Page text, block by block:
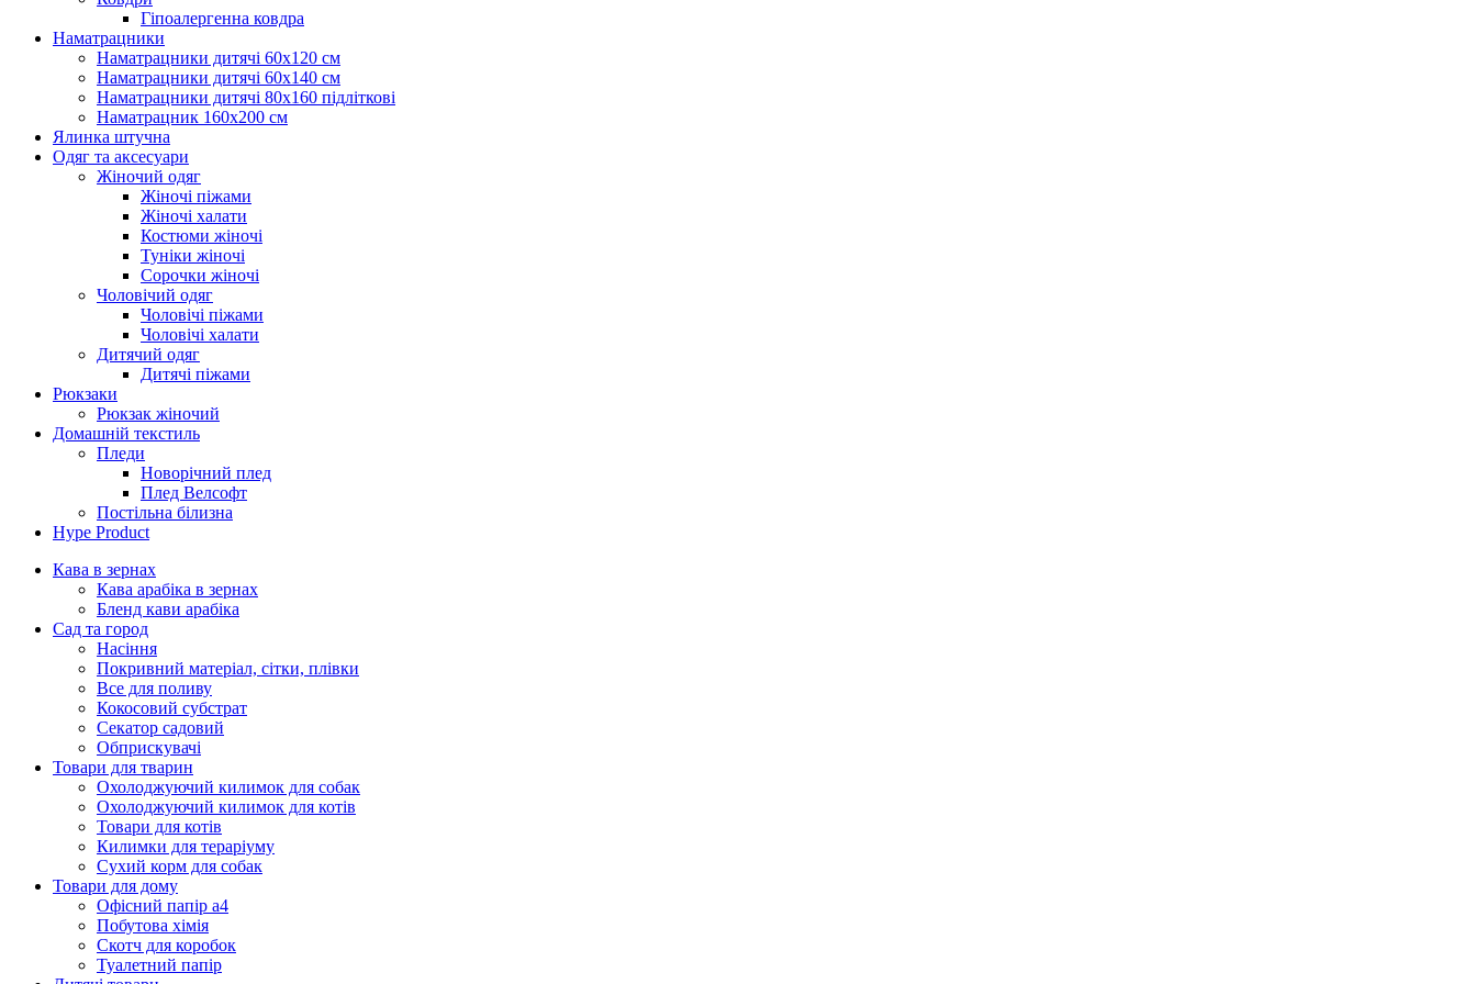
Гіпоалергенна ковдра
Наматрацники
Наматрацники дитячі 60х120 см
Наматрацники дитячі 60х140 см
Наматрацники дитячі 80х160 підліткові
Наматрацник 160х200 см
Ялинка штучна
Одяг та аксесуари
Жіночий одяг
Жіночі піжами
Жіночі халати
Костюми жіночі
Туніки жіночі
Сорочки жіночі
Чоловічий одяг
Чоловічі піжами
Чоловічі халати
Дитячий одяг
Дитячі піжами
Рюкзаки
Рюкзак жіночий
Домашній текстиль
Пледи
Новорічний плед
Плед Велсофт
Постільна білизна
Hype Product
Кава в зернах
Кава арабіка в зернах
Бленд кави арабіка
Сад та город
Насіння
Покривний матеріал, сітки, плівки
Все для поливу
Кокосовий субстрат
Секатор садовий
Обприскувачі
Товари для тварин
Охолоджуючий килимок для собак
Охолоджуючий килимок для котів
Товари для котів
Килимки для тераріуму
Сухий корм для собак
Товари для дому
Офісний папір а4
Побутова хімія
Скотч для коробок
Туалетний папір